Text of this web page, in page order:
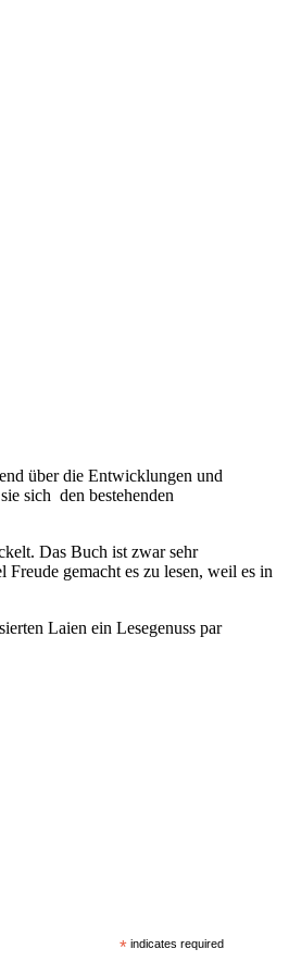
über die Entwicklungen und
sich den bestehenden
Das Buch ist zwar sehr
gemacht es zu lesen, weil es in
Laien ein Lesegenuss par
* indicates required